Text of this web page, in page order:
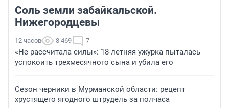
Соль земли забайкальской.
Нижегородцевы
12 часов 8 469 7
«Не рассчитала силы»: 18-летняя ужурка пыталась
успокоить трехмесячного сына и убила его
Сезон черники в Мурманской области: рецепт
хрустящего ягодного штрудель за полчаса